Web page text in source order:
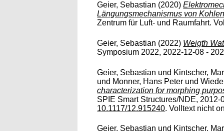
Geier, Sebastian (2020)
Längungsmechanismus von
Zentrum für Luft- und Raumfahrt.
Geier, Sebastian (2022) Weigth
Symposium 2022, 2022-12-08 -
Geier, Sebastian und Kintscher,
und Monner, Hans Peter und
characterization for morphing
SPIE Smart Structures/NDE,
10.1117/12.915240. Volltext nicht
Geier, Sebastian und Kintscher,